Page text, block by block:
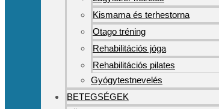
Kismama és terhestorna
Otago tréning
Rehabilitációs jóga
Rehabilitációs pilates
Gyógytestnevelés
BETEGSÉGEK